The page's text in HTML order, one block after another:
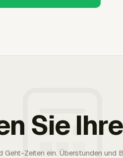
Sie
Geht-Zeiten ein. Überstunden